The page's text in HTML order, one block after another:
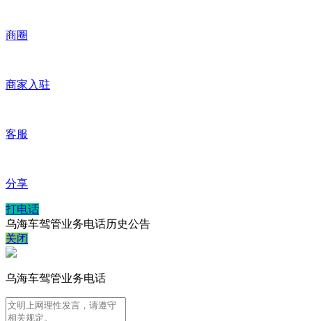
商圈
商家入驻
客服
分享
打电话
乌海车驾管业务电话历史公告
关闭
乌海车驾管业务电话